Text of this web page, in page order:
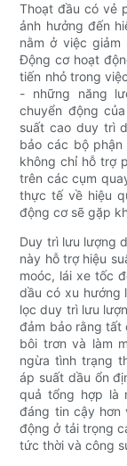
Thoạt đầu có vẻ
ảnh hưởng đến
nằm ở việc
Động cơ hoạt
tiến nhỏ trong
- những năng
chuyển động
suất cao duy trì
bảo các bộ
không chỉ hỗ trợ
trên các cụm
thực tế về hiệu
động cơ sẽ gặp
Duy trì lưu lượng
này hỗ trợ hiệu
moóc, lái xe tốc
dầu có xu hướng
lọc duy trì lưu
đảm bảo rằng tất
bôi trơn và làm
ngừa tình trạng
áp suất dầu ổn
quả tổng hợp là
đáng tin cậy hơn
động ở tải trọng
tức thời và công